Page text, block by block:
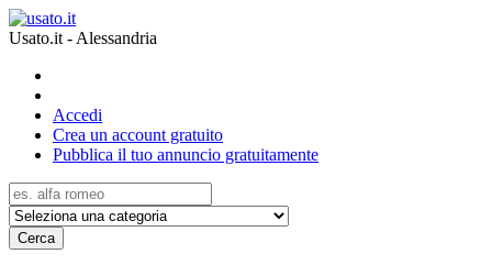
Usato.it - Alessandria
Accedi
Crea un account gratuito
Pubblica il tuo annuncio gratuitamente
Cerca